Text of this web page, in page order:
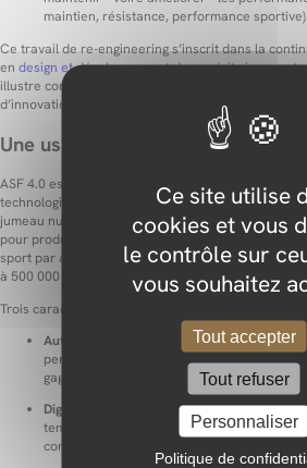
Ce site utilise
cookies et vous
le contrôle sur
vous souhaitez
Tout accepter
Tout refuser
Personnaliser
Politique de
maintien, résistance, performance sportive).
Ce travail de re‑engineering s’inscrit dans la
en design et développement de produits innovants
illustre comment la conception orientée industrie
d’innovation, plutôt que de constituer une simple
Une usine 4.0 automatisée,
ASF 4.0 est une usine 4.0 de 2 000 m²,
technologies numériques avancées : robots,
jumeau numérique, outils d’optimisation de la
pour produire jusqu’à plusieurs centaines de
sport par an, avec une montée en puissance
à 500 000 paires par an à horizon 2024–2025.
Trois caractéristiques structurent ce modèle
Automatisation intelligente: des lignes
permettent de réduire les tâches pénibles,
gagner en compétitivité sur le long terme.
Digitalisation de bout en bout: la
temps réel, ce qui facilite l’ajustement des
contrôle qualité et l’amélioration continue.